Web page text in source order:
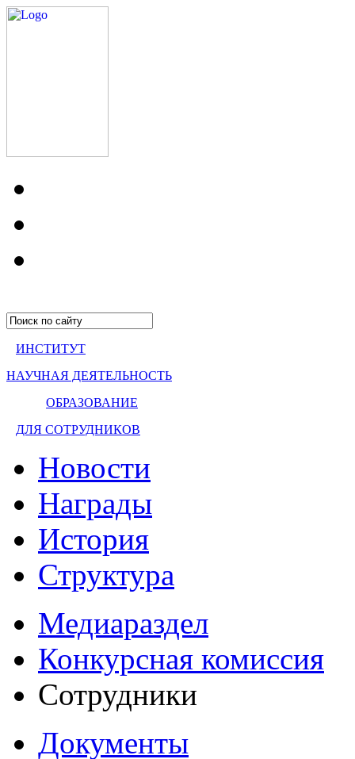
ИНСТИТУТ
НАУЧНАЯ ДЕЯТЕЛЬНОСТЬ
ОБРАЗОВАНИЕ
ДЛЯ СОТРУДНИКОВ
Новости
Награды
История
Структура
Медиараздел
Конкурсная комиссия
Сотрудники
Документы